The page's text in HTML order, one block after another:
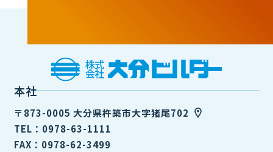
本社
〒873-0005 大分県杵築市大字猪尾702
TEL：0978-63-1111
FAX：0978-62-3499